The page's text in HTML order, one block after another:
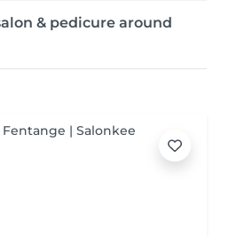
& pedicure around